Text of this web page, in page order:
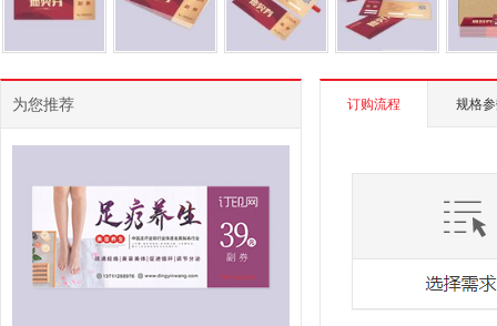
为您推荐 订购流程 规格